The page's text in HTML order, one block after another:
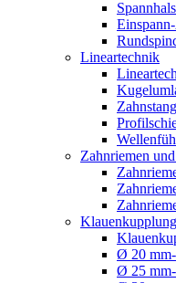
Lineartechnik
Zahnriemen
Ø 20
Ø 25